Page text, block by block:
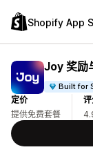
Shopify App
Joy 奖励
Built for
定价
提供免费套餐